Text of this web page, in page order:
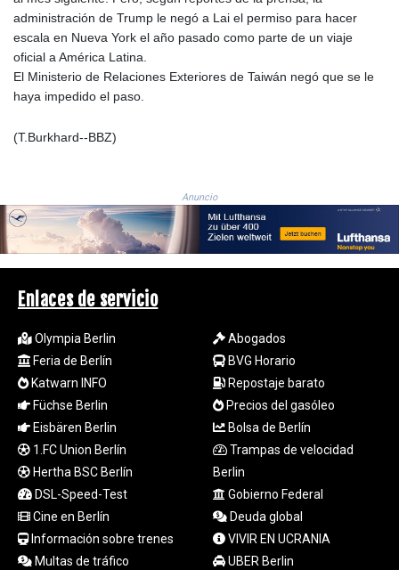
OMR 0.442445
PAB 1.152686
PEN 3.903651
PHP 70.183258
RON 5.244583
RSD 117.338542
RUB 94.338828
SCR 16.705092
SDG 694.263698
SEK 10.961095
SGD 1.477585
SLE 28.445176
SOS 658.791814
SRD 43.778814
STD
23929.673396
STN 24.499696
SVC 10.085875
SZL 18.722767
administración de Trump le negó a Lai el permiso para hacer
escala en Nueva York el año pasado como parte de un viaje
oficial a América Latina.
El Ministerio de Relaciones Exteriores de Taiwán negó que se le
haya impedido el paso.
(T.Burkhard--BBZ)
Anuncio
Enlaces de servicio
Olympia Berlin
Feria de Berlín
Katwarn INFO
Füchse Berlin
Eisbären Berlin
1.FC Union Berlín
Hertha BSC Berlín
DSL-Speed-Test
Cine en Berlín
Información sobre trenes
Multas de tráfico
Abogados
BVG Horario
Repostaje barato
Precios del gasóleo
Bolsa de Berlín
Trampas de velocidad
Berlin
Gobierno Federal
Deuda global
VIVIR EN UCRANIA
UBER Berlin